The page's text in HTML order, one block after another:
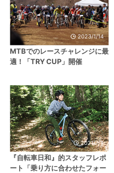
2023/1/14
MTBでのレースチャレンジに最
適！「TRY CUP」開催
2021/7/4
『自転車日和』的スタッフレポ
ート「乗り方に合わせたフォー